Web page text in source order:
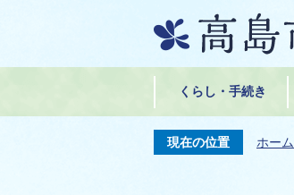
くらし・手続き
現在の位置 ホーム